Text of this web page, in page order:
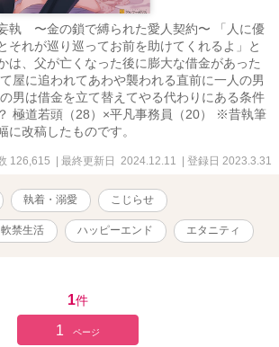
執 〜金の鎖で縛られた愛人契約〜 「人に優
それが巡り巡ってお前を助けてくれるよ」と
は、父が亡くなった後に膨大な借金があった
屋に追われてあわや襲われる直前に一人の男
男は借金を立て替えてやる代わりにある条件
極道若頭（28）×平凡事務員（20） ※昔執筆
に改稿したものです。
126,615 | 最終更新日 2024.12.11 | 登録日 2023.3.31
執着・溺愛 こじらせ
軟禁生活 ハッピーエンド エタニティ
1件
1 ページ